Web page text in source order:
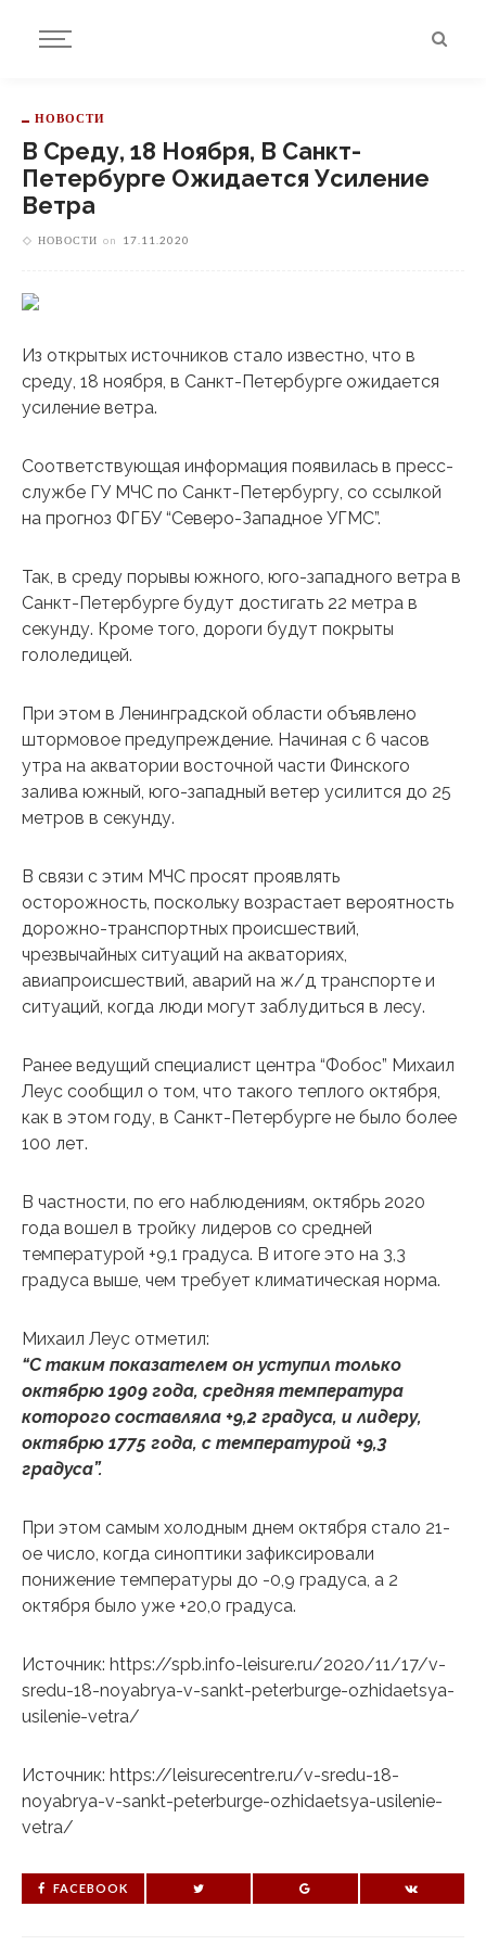
НОВОСТИ
В Среду, 18 Ноября, В Санкт-
Петербурге Ожидается Усиление
Ветра
НОВОСТИ on 17.11.2020
Из открытых источников стало известно, что в
среду, 18 ноября, в Санкт-Петербурге ожидается
усиление ветра.
Соответствующая информация появилась в пресс-
службе ГУ МЧС по Санкт-Петербургу, со ссылкой
на прогноз ФГБУ “Северо-Западное УГМС”.
Так, в среду порывы южного, юго-западного ветра в
Санкт-Петербурге будут достигать 22 метра в
секунду. Кроме того, дороги будут покрыты
гололедицей.
При этом в Ленинградской области объявлено
штормовое предупреждение. Начиная с 6 часов
утра на акватории восточной части Финского
залива южный, юго-западный ветер усилится до 25
метров в секунду.
В связи с этим МЧС просят проявлять
осторожность, поскольку возрастает вероятность
дорожно-транспортных происшествий,
чрезвычайных ситуаций на акваториях,
авиапроисшествий, аварий на ж/д транспорте и
ситуаций, когда люди могут заблудиться в лесу.
Ранее ведущий специалист центра “Фобос” Михаил
Леус сообщил о том, что такого теплого октября,
как в этом году, в Санкт-Петербурге не было более
100 лет.
В частности, по его наблюдениям, октябрь 2020
года вошел в тройку лидеров со средней
температурой +9,1 градуса. В итоге это на 3,3
градуса выше, чем требует климатическая норма.
Михаил Леус отметил:
“С таким показателем он уступил только
октябрю 1909 года, средняя температура
которого составляла +9,2 градуса, и лидеру,
октябрю 1775 года, с температурой +9,3
градуса”.
При этом самым холодным днем ​​октября стало 21-
ое число, когда синоптики зафиксировали
понижение температуры до -0,9 градуса, а 2
октября было уже +20,0 градуса.
Источник: https://spb.info-leisure.ru/2020/11/17/v-
sredu-18-noyabrya-v-sankt-peterburge-ozhidaetsya-
usilenie-vetra/
Источник: https://leisurecentre.ru/v-sredu-18-
noyabrya-v-sankt-peterburge-ozhidaetsya-usilenie-
vetra/
FACEBOOK